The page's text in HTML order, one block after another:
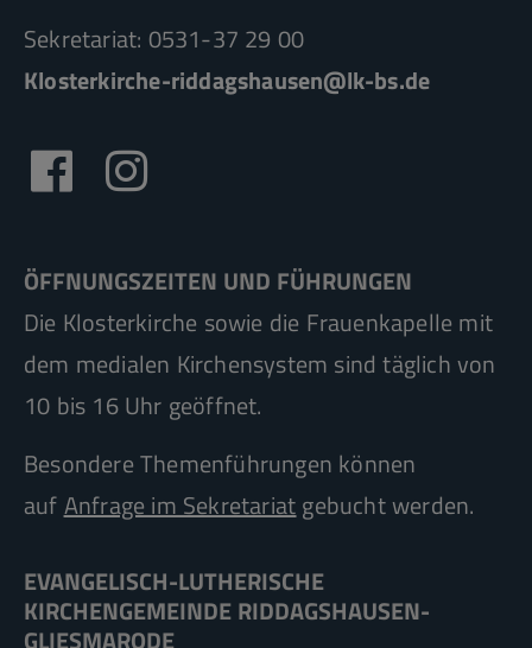
Sekretariat: 0531-37 29 00
Klosterkirche-riddagshausen@lk-bs.de
ÖFFNUNGSZEITEN UND FÜHRUNGEN
Die Klosterkirche sowie die Frauenkapelle mit
dem medialen Kirchensystem sind täglich von
10 bis 16 Uhr geöffnet.
Besondere Themenführungen können
aufAnfrage im Sekretariatgebucht werden.
EVANGELISCH-LUTHERISCHE
KIRCHENGEMEINDE RIDDAGSHAUSEN-
GLIESMARODE